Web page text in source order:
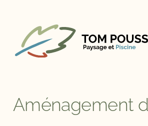
Aménagement